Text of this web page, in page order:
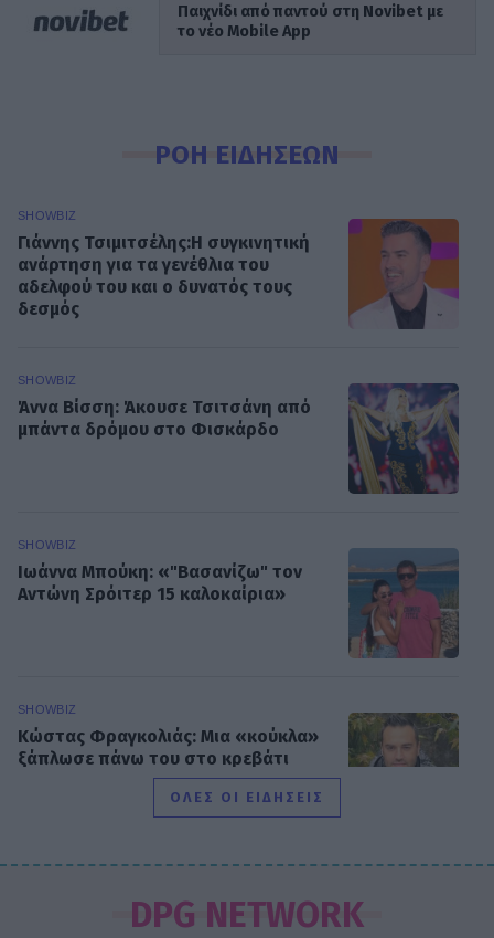
Παιχνίδι από παντού στη Novibet με
το νέο Mobile App
ΡΟΗ ΕΙΔΗΣΕΩΝ
SHOWBIZ
Γιάννης Τσιμιτσέλης:Η συγκινητική
ανάρτηση για τα γενέθλια του
αδελφού του και ο δυνατός τους
δεσμός
SHOWBIZ
Άννα Βίσση: Άκουσε Τσιτσάνη από
μπάντα δρόμου στο Φισκάρδο
SHOWBIZ
Ιωάννα Μπούκη: «"Βασανίζω" τον
Αντώνη Σρόιτερ 15 καλοκαίρια»
SHOWBIZ
Κώστας Φραγκολιάς: Μια «κούκλα»
ξάπλωσε πάνω του στο κρεβάτι
Κατερίνα Καινούργιου: Ένα τρυφερό
μήνυμα από την Πάρο
ΟΛΕΣ ΟΙ ΕΙΔΗΣΕΙΣ
DPG NETWORK